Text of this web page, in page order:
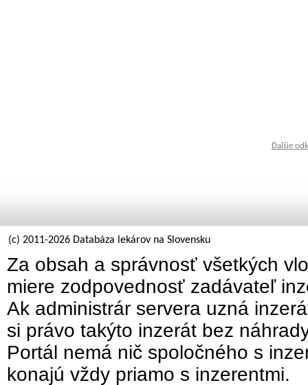
Ďalšie
(c) 2011-2026 Databáza lekárov na Slovensku
Za obsah a správnosť všetkých
miere zodpovednosť zadávateľ
Ak administrár servera uzná
si právo takýto inzerát bez
Portál nemá nič spoločného s
konajú vždy priamo s inzerentmi.